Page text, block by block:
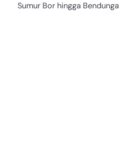
Sumur Bor hingga